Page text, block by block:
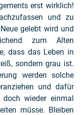
erst wirklich!
und zu
gelebt wird und
zum Alten
dass das Leben in
sondern grau ist.
werden solche
und dafür
wieder einmal
müsse. Bleiben